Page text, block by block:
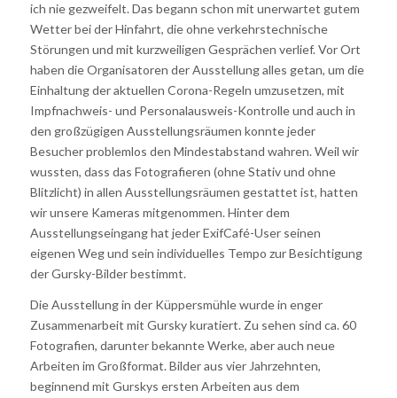
ich nie gezweifelt. Das begann schon mit unerwartet gutem
Wetter bei der Hinfahrt, die ohne verkehrstechnische
Störungen und mit kurzweiligen Gesprächen verlief. Vor Ort
haben die Organisatoren der Ausstellung alles getan, um die
Einhaltung der aktuellen Corona-Regeln umzusetzen, mit
Impfnachweis- und Personalausweis-Kontrolle und auch in
den großzügigen Ausstellungsräumen konnte jeder
Besucher problemlos den Mindestabstand wahren. Weil wir
wussten, dass das Fotografieren (ohne Stativ und ohne
Blitzlicht) in allen Ausstellungsräumen gestattet ist, hatten
wir unsere Kameras mitgenommen. Hinter dem
Ausstellungseingang hat jeder ExifCafé-User seinen
eigenen Weg und sein individuelles Tempo zur Besichtigung
der Gursky-Bilder bestimmt.
Die Ausstellung in der Küppersmühle wurde in enger
Zusammenarbeit mit Gursky kuratiert. Zu sehen sind ca. 60
Fotografien, darunter bekannte Werke, aber auch neue
Arbeiten im Großformat. Bilder aus vier Jahrzehnten,
beginnend mit Gurskys ersten Arbeiten aus dem